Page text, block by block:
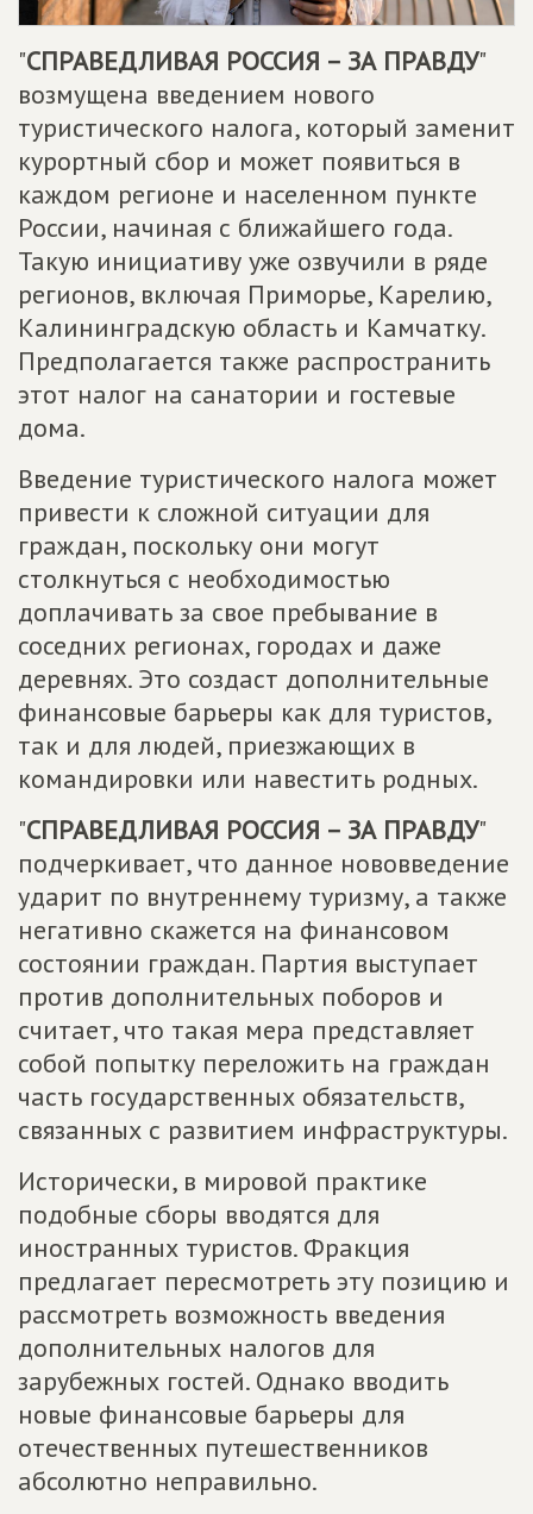
"СПРАВЕДЛИВАЯ РОССИЯ – ЗА ПРАВДУ"
возмущена введением нового
туристического налога, который заменит
курортный сбор и может появиться в
каждом регионе и населенном пункте
России, начиная с ближайшего года.
Такую инициативу уже озвучили в ряде
регионов, включая Приморье, Карелию,
Калининградскую область и Камчатку.
Предполагается также распространить
этот налог на санатории и гостевые
дома.
Введение туристического налога может
привести к сложной ситуации для
граждан, поскольку они могут
столкнуться с необходимостью
доплачивать за свое пребывание в
соседних регионах, городах и даже
деревнях. Это создаст дополнительные
финансовые барьеры как для туристов,
так и для людей, приезжающих в
командировки или навестить родных.
"СПРАВЕДЛИВАЯ РОССИЯ – ЗА ПРАВДУ"
подчеркивает, что данное нововведение
ударит по внутреннему туризму, а также
негативно скажется на финансовом
состоянии граждан. Партия выступает
против дополнительных поборов и
считает, что такая мера представляет
собой попытку переложить на граждан
часть государственных обязательств,
связанных с развитием инфраструктуры.
Исторически, в мировой практике
подобные сборы вводятся для
иностранных туристов. Фракция
предлагает пересмотреть эту позицию и
рассмотреть возможность введения
дополнительных налогов для
зарубежных гостей. Однако вводить
новые финансовые барьеры для
отечественных путешественников
абсолютно неправильно.